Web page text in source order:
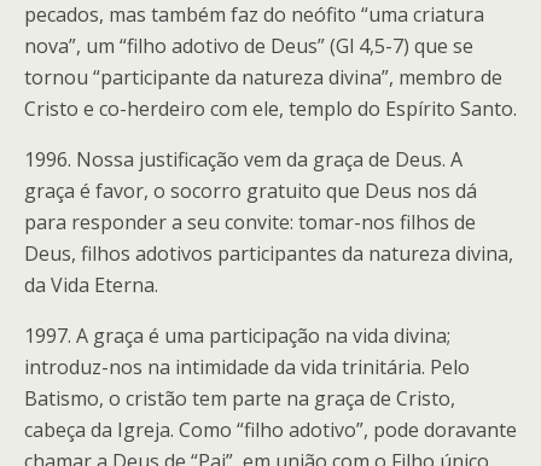
pecados, mas também faz do neófito “uma criatura
nova”, um “filho adotivo de Deus” (Gl 4,5-7) que se
tornou “participante da natureza divina”, membro de
Cristo e co-herdeiro com ele, templo do Espírito Santo.
1996. Nossa justificação vem da graça de Deus. A
graça é favor, o socorro gratuito que Deus nos dá
para responder a seu convite: tomar-nos filhos de
Deus, filhos adotivos participantes da natureza divina,
da Vida Eterna.
1997. A graça é uma participação na vida divina;
introduz-nos na intimidade da vida trinitária. Pelo
Batismo, o cristão tem parte na graça de Cristo,
cabeça da Igreja. Como “filho adotivo”, pode doravante